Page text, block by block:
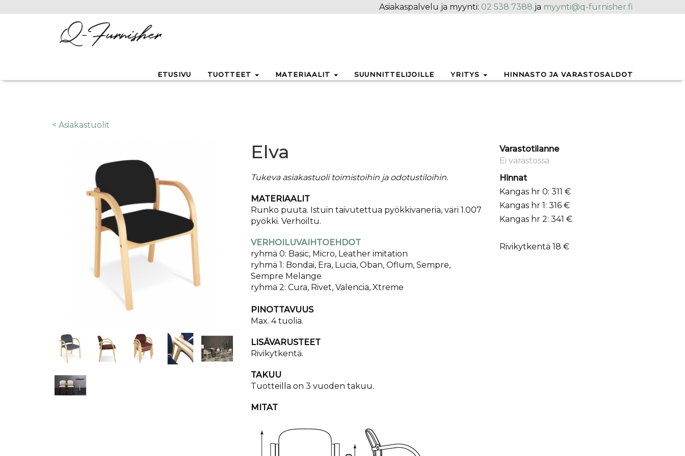
Asiakaspalvelu ja myynti: 02 538 7388 ja myynti@q-furnisher.fi
ETUSIVU TUOTTEET MATERIAALIT SUUNNITTELIJOILLE YRITYS HINNASTO JA VARASTOSALDOT
< Asiakastuolit
Elva
Tukeva asiakastuoli toimistoihin ja odotustiloihin.
MATERIAALIT
Runko puuta. Istuin taivutettua pyökkivaneria, väri 1.007
pyökki. Verhoiltu.
VERHOILUVAIHTOEHDOT
ryhmä 0: Basic, Micro, Leather imitation
ryhmä 1: Bondai, Era, Lucia, Oban, Oflum, Sempre,
Sempre Melange
ryhmä 2: Cura, Rivet, Valencia, Xtreme
PINOTTAVUUS
Max. 4 tuolia.
LISÄVARUSTEET
Rivikytkentä.
TAKUU
​Tuotteilla on 3 vuoden takuu.
MITAT
Varastotilanne
Ei varastossa
Hinnat
Kangas hr 0: 311 €
Kangas hr 1: 316 €
Kangas hr 2: 341 €
Rivikytkentä 18 €